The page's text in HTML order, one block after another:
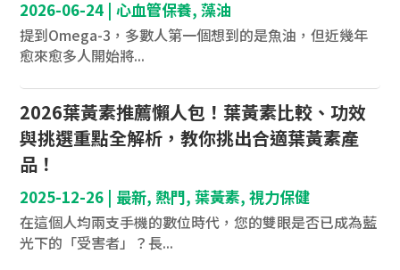
2026-06-24 |心血管保養,藻油
提到Omega-3，多數人第一個想到的是魚油，但近幾年
愈來愈多人開始將...
2026葉黃素推薦懶人包！葉黃素比較、功效
與挑選重點全解析，教你挑出合適葉黃素產
品！
2025-12-26 | 最新, 熱門,葉黃素,視力保健
在這個人均兩支手機的數位時代，您的雙眼是否已成為藍
光下的「受害者」？長...